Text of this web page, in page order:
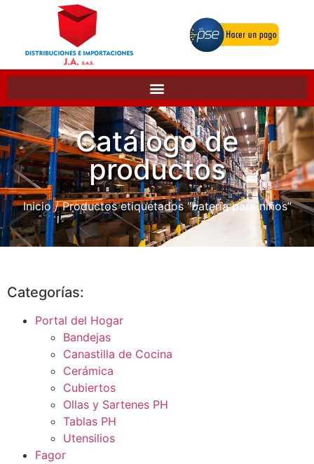
Catálogo de
productos
Inicio/ Productos etiquetados “bateria para niños”
Categorías:
Portal del Hogar
Bandejas
Canastilla de Cocina
Cerámica
Cubiertos
Ollas y Sartenes PH
Tablas PH
Utensilios
Fagor